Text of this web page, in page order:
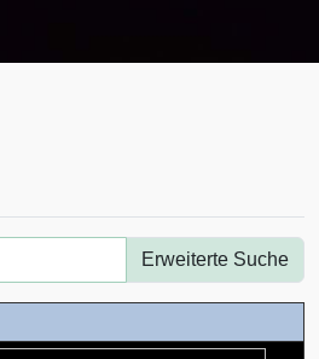
Erweiterte Suche